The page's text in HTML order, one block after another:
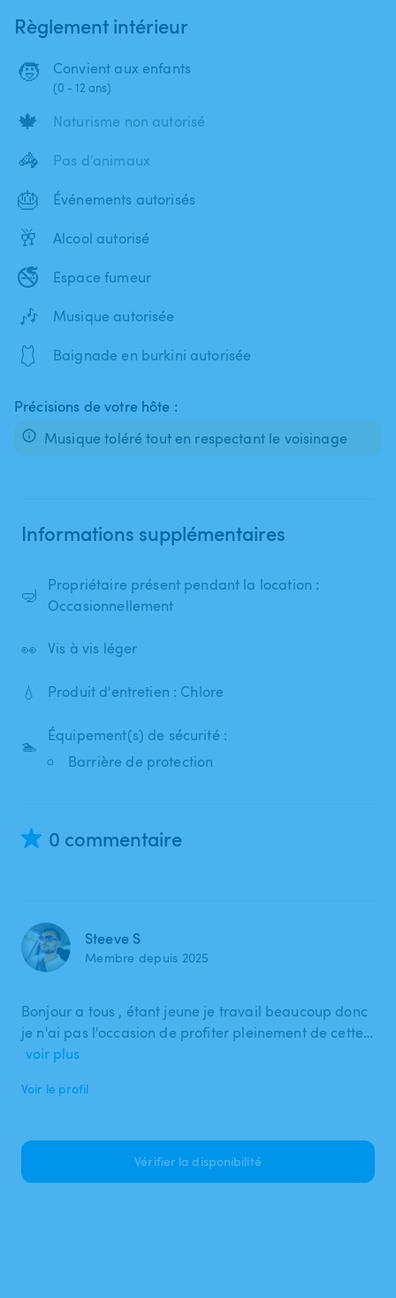
Règlement intérieur
🧒 Convient aux enfants
(0 - 12 ans)
🍁 Naturisme non autorisé
🦓 Pas d'animaux
🎂 Événements autorisés
🥂 Alcool autorisé
🚭 Espace fumeur
🎶 Musique autorisée
🩱 Baignade en burkini autorisée
Précisions de votre hôte :
Musique toléré tout en respectant le voisinage
Informations supplémentaires
🤿
Propriétaire présent pendant la location :
Occasionnellement
👀 Vis à vis léger
💧 Produit d'entretien : Chlore
🏊
Équipement(s) de sécurité :
Barrière de protection
0 commentaire
Steeve S
Membre depuis 2025
Bonjour a tous , étant jeune je travail beaucoup donc
je n'ai pas l'occasion de profiter pleinement de cette…
voir plus
Voir le profil
Vérifier la disponibilité